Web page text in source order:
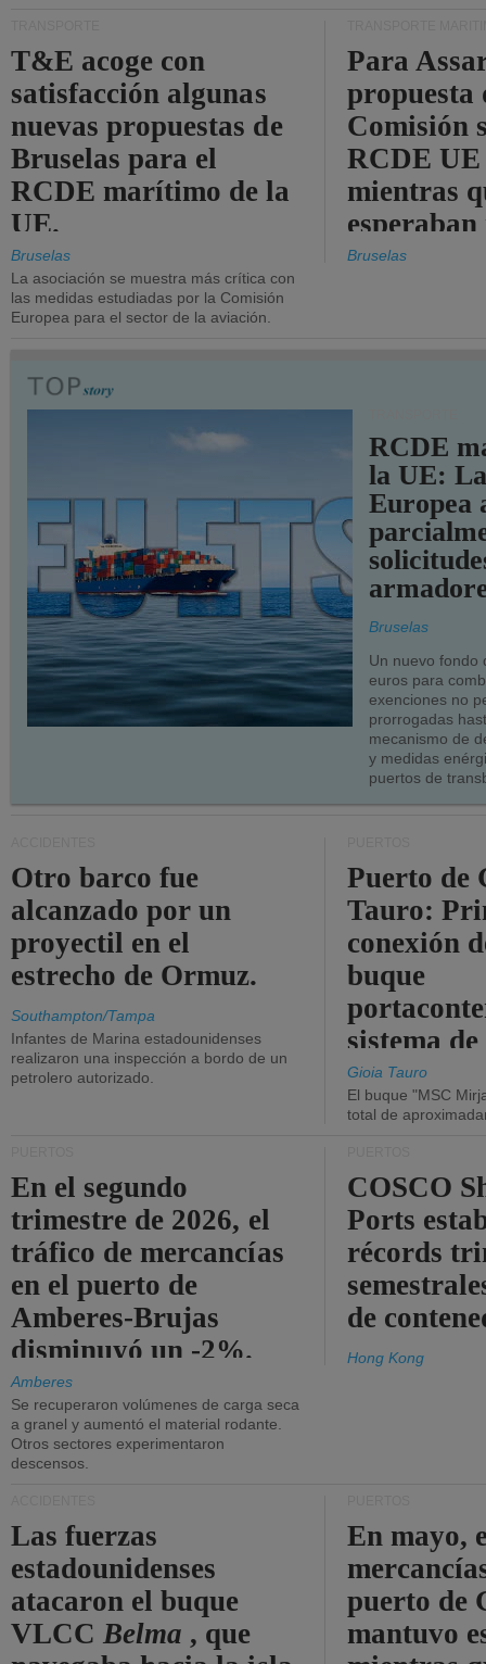
T&E acoge con
satisfacción algunas
nuevas propuestas de
Bruselas para el
RCDE marítimo de la
UE.
Bruselas
La asociación se muestra más crítica con
las medidas estudiadas por la Comisión
Europea para el sector de la aviación.
Para
propuesta
Comisión
RCDE
mientras
más
Bruselas
RCDE
la UE:
Europea
Bruselas
Un nuevo fondo
euros para
exenciones no
prorrogadas
mecanismo de
y medidas
puertos de
Otro barco fue
alcanzado por un
proyectil en el
estrecho de Ormuz.
Southampton/Tampa
Infantes de Marina estadounidenses
realizaron una inspección a bordo de un
petrolero autorizado.
Puerto de
Tauro:
conexión
buque
sistema
la red
Gioia Tauro
El buque "MSC
total de
En el segundo
trimestre de 2026, el
tráfico de mercancías
en el puerto de
Amberes-Brujas
disminuyó un -2%.
Amberes
Se recuperaron volúmenes de carga seca
a granel y aumentó el material rodante.
Otros sectores experimentaron
descensos.
COSCO
Ports
récords
de
Hong Kong
Las fuerzas
estadounidenses
atacaron el buque
VLCCBelma , que
En mayo,
puerto de
mantuvo